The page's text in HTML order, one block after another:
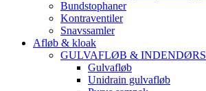
Bundstophaner
Kontraventiler
Snavssamler
Afløb & kloak
GULVAFLØB & INDENDØRS
Gulvafløb
Unidrain gulvafløb